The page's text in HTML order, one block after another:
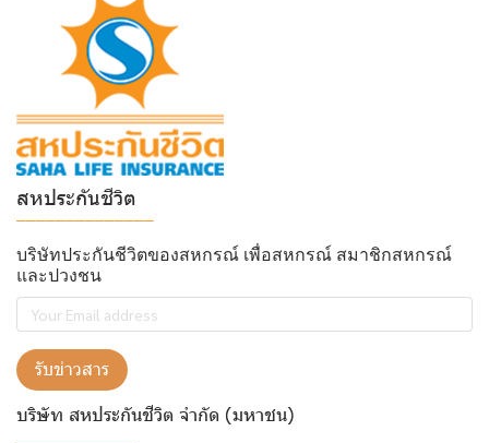
สหประกันชีวิต
บริษัทประกันชีวิตของสหกรณ์ เพื่อสหกรณ์ สมาชิกสหกรณ์
และปวงชน
รับข่าวสาร
บริษัท สหประกันชีวิต จำกัด (มหาชน)